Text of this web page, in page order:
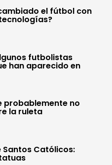
el fútbol con
futbolistas
han aparecido en
probablemente no
la ruleta
Santos Católicos: